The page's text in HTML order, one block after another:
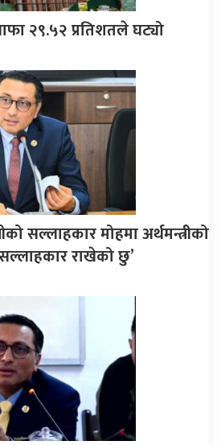
२९.५२ प्रतिशतले घट्यो
सल्लाहकार मोहमा अर्थमन्त्रीको
राखेको छु’